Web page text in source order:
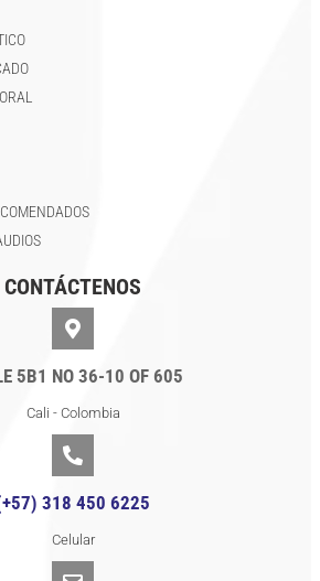
CONTÁCTENOS
5B1 NO 36-10 OF 605
Cali - Colombia
318 450 6225
Celular